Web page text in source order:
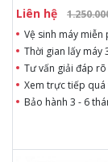
Liên hệ
Vệ sinh máy miễn
Thời gian lấy máy
Tư vấn giải đáp
Xem trực tiếp
Bảo hành 3 - 6